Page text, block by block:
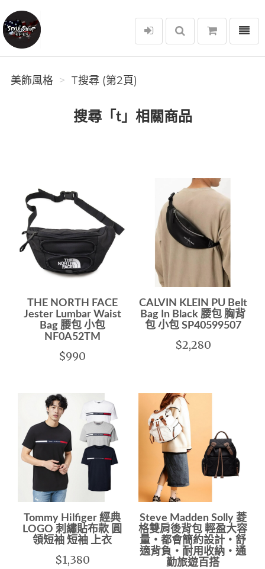
美飾風格
選單
美飾風格 T搜尋 (第2頁)
搜尋「t」相關商品
THE NORTH FACE
Jester Lumbar Waist
Bag 腰包 小包
NF0A52TM
$990
CALVIN KLEIN PU Belt
Bag In Black 腰包 胸背
包 小包 SP40599507
$2,280
Tommy Hilfiger 經典
LOGO 刺繡貼布款 圓
領短袖 短袖 上衣
$1,380
Steve Madden Solly 菱
格雙肩後背包 輕盈大容
量・都會簡約設計・舒
適背負・耐用收納・通
勤旅遊百搭